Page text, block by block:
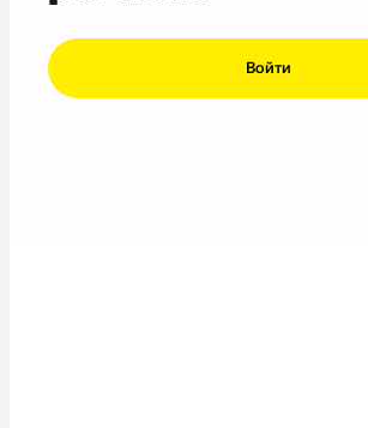
Войти